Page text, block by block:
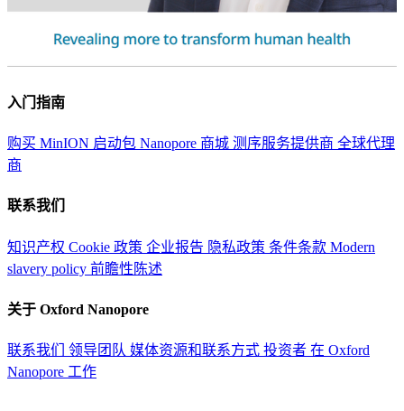
入门指南
购买 MinION 启动包 Nanopore 商城 测序服务提供商 全球代理
商
联系我们
知识产权 Cookie 政策 企业报告 隐私政策 条件条款 Modern
slavery policy 前瞻性陈述
关于 Oxford Nanopore
联系我们 领导团队 媒体资源和联系方式 投资者 在 Oxford
Nanopore 工作